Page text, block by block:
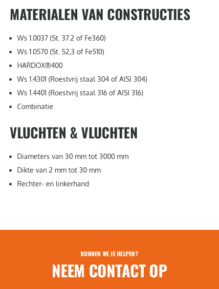
MATERIALEN VAN CONSTRUCTIES
Ws 1.0037 (St. 37.2 of Fe360)
Ws 1.0570 (St. 52,3 of Fe510)
HARDOX®400
Ws 1.4301 (Roestvrij staal 304 of AISI 304)
Ws 1.4401 (Roestvrij staal 316 of AISI 316)
Combinatie
VLUCHTEN & VLUCHTEN
Diameters van 30 mm tot 3000 mm
Dikte van 2 mm tot 30 mm
Rechter- en linkerhand
KUNNEN WE JE HELPEN?
NEEM CONTACT OP